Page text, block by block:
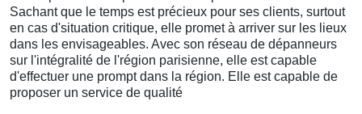
Sachant que le temps est précieux pour ses clients, surtout
en cas d'situation critique, elle promet à arriver sur les lieux
dans les envisageables. Avec son réseau de dépanneurs
sur l'intégralité de l'région parisienne, elle est capable
d'effectuer une prompt dans la région. Elle est capable de
proposer un service de qualité